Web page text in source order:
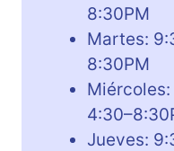
8:30PM
Martes:
8:30PM
Jueves: